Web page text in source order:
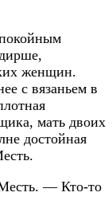
женщин.
с вязаньем в
мать двоих
достойная
— Кто-то